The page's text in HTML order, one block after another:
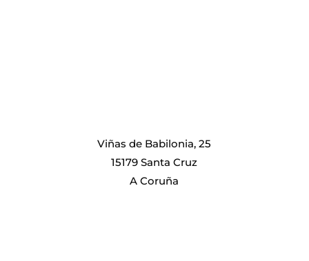
Viñas de Babilonia, 25
15179 Santa Cruz
A Coruña